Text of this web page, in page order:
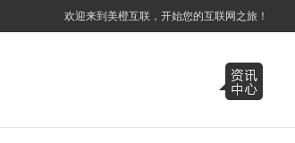
欢迎来到美橙互联，开始您的互联网之旅！